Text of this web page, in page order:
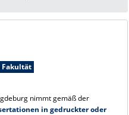
Fakultät
nimmt gemäß der
in gedruckter oder